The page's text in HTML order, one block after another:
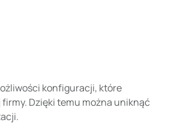
konfiguracji, które
Dzięki temu można uniknąć